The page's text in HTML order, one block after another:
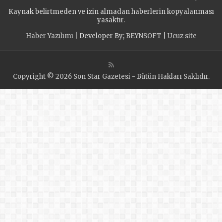
стартовала
акция «Спасти и
Kaynak belirtmeden ve izin almadan haberlerin kopyalanması
yasaktır.
Haber Yazılımı| Developer By; BEYNSOFT Ucuz site
Copyright © 2026 Son Star Gazetesi - Bütün Hakları Saklıdır.